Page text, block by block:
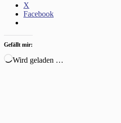
X
Facebook
Gefällt mir:
Wird geladen …